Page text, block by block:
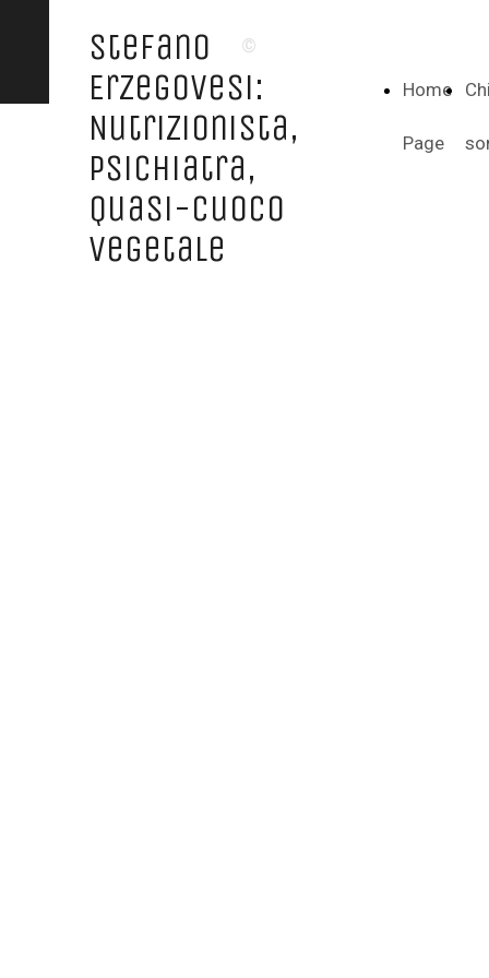
Home
Page
©
Stefano
Erzegovesi:
Nutrizionista,
Psichiatra,
Quasi-Cuoco
Vegetale